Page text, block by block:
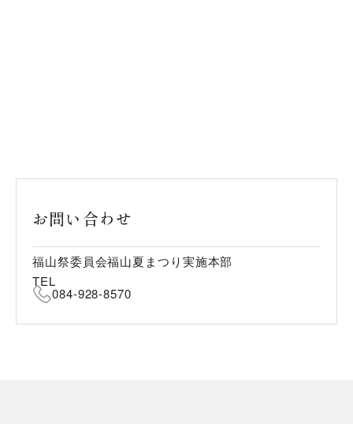
お問い合わせ
福山祭委員会福山夏まつり実施本部
TEL
084-928-8570